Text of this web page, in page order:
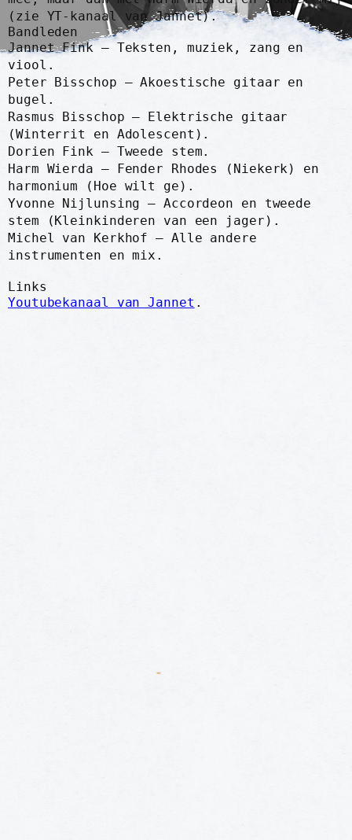
(zie YT-kanaal van Jannet).
Bandleden
Jannet Fink – Teksten, muziek, zang en
viool.
Peter Bisschop – Akoestische gitaar en
bugel.
Rasmus Bisschop – Elektrische gitaar
(Winterrit en Adolescent).
Dorien Fink – Tweede stem.
Harm Wierda – Fender Rhodes (Niekerk) en
harmonium (Hoe wilt ge).
Yvonne Nijlunsing – Accordeon en tweede
stem (Kleinkinderen van een jager).
Michel van Kerkhof – Alle andere
instrumenten en mix.
Links
Youtubekanaal van Jannet .